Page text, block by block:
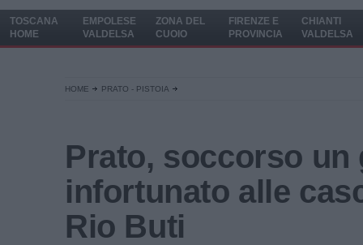
TOSCANA
HOME
EMPOLESE
VALDELSA
ZONA DEL
CUOIO
FIRENZE E
PROVINCIA
CHIANTI
VALDELSA
HOME PRATO - PISTOIA
Prato, soccorso un
infortunato alle
Rio Buti